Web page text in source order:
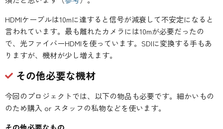
HDMIケーブルは10mに達すると信号が減衰して不安定になると
言われています。最も離れたカメラには10mが必要だったの
で、光ファイバーHDMIを使っています。SDIに変換する手もあ
りますが、機材が少し増えます。
その他必要な機材
今回のプロジェクトでは、以下の物品も必要です。細かいもの
のため購入 or スタッフの私物などを使います。